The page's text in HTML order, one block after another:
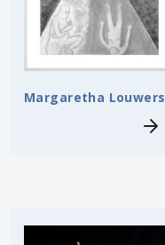
Margaretha Louwers